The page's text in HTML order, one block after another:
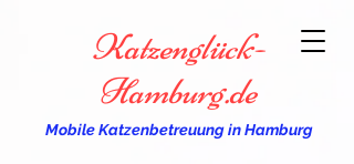
Katzenglück-
Hamburg.de
Mobile Katzenbetreuung in Hamburg